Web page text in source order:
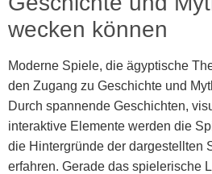
wecken können
Moderne Spiele, die ägyptische
den Zugang zu Geschichte und
Durch spannende Geschichten,
interaktive Elemente werden die
die Hintergründe der dargestellten
erfahren. Gerade das spielerische